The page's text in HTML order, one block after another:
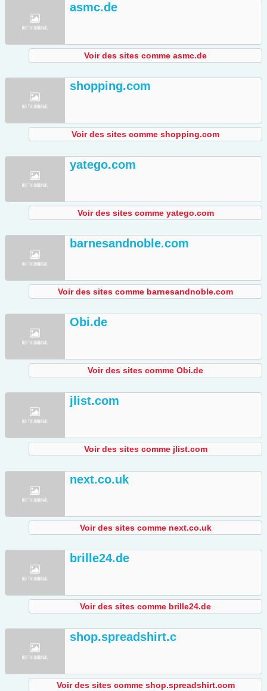
asmc.de
Voir des sites comme asmc.de
shopping.com
Voir des sites comme shopping.com
yatego.com
Voir des sites comme yatego.com
barnesandnoble.com
Voir des sites comme barnesandnoble.com
Obi.de
Voir des sites comme Obi.de
jlist.com
Voir des sites comme jlist.com
next.co.uk
Voir des sites comme next.co.uk
brille24.de
Voir des sites comme brille24.de
shop.spreadshirt.c
Voir des sites comme shop.spreadshirt.com